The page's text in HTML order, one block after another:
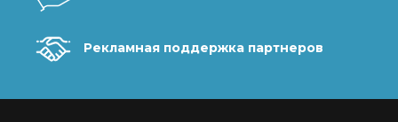
Рекламная поддержка партнеров